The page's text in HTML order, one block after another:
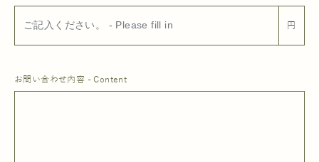
円
お問い合わせ内容 - Content